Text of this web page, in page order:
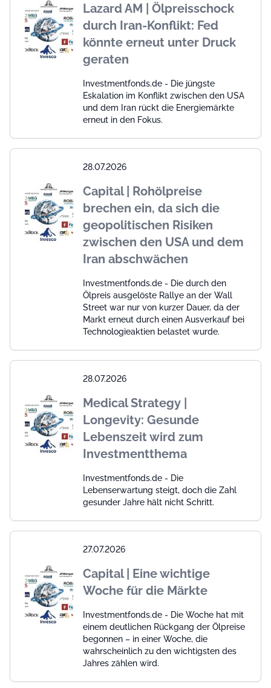
Lazard AM | Ölpreisschock
durch Iran-Konflikt: Fed
könnte erneut unter Druck
geraten
Investmentfonds.de - Die jüngste
Eskalation im Konflikt zwischen den USA
und dem Iran rückt die Energiemärkte
erneut in den Fokus.
28.07.2026
Capital | Rohölpreise
brechen ein, da sich die
geopolitischen Risiken
zwischen den USA und dem
Iran abschwächen
Investmentfonds.de - Die durch den
Ölpreis ausgelöste Rallye an der Wall
Street war nur von kurzer Dauer, da der
Markt erneut durch einen Ausverkauf bei
Technologieaktien belastet wurde.
28.07.2026
Medical Strategy |
Longevity: Gesunde
Lebenszeit wird zum
Investmentthema
Investmentfonds.de - Die
Lebenserwartung steigt, doch die Zahl
gesunder Jahre hält nicht Schritt.
27.07.2026
Capital | Eine wichtige
Woche für die Märkte
Investmentfonds.de - Die Woche hat mit
einem deutlichen Rückgang der Ölpreise
begonnen – in einer Woche, die
wahrscheinlich zu den wichtigsten des
Jahres zählen wird.